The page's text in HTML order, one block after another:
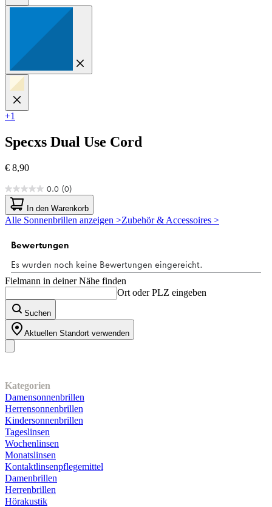
+1
Specxs Dual Use Cord
€ 8,90
0.0 (0)
0.0
von
5
Sternen.
In den Warenkorb
Alle Sonnenbrillen anzeigen >Zubehör & Accessoires >
Fielmann in deiner Nähe finden
Ort oder PLZ eingeben
Suchen
Aktuellen Standort verwenden
Kategorien
Damensonnenbrillen
Herrensonnenbrillen
Kindersonnenbrillen
Tageslinsen
Wochenlinsen
Monatslinsen
Kontaktlinsenpflegemittel
Damenbrillen
Herrenbrillen
Hörakustik